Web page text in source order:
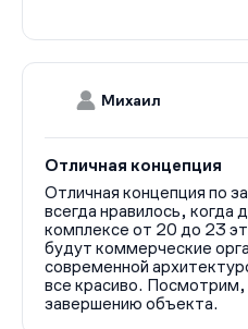
Михаил
Отличная концепция
Отличная концепция по
всегда нравилось, когда
комплексе от 20 до 23
будут коммерческие
современной
все красиво. Посмотрим,
завершению объекта.